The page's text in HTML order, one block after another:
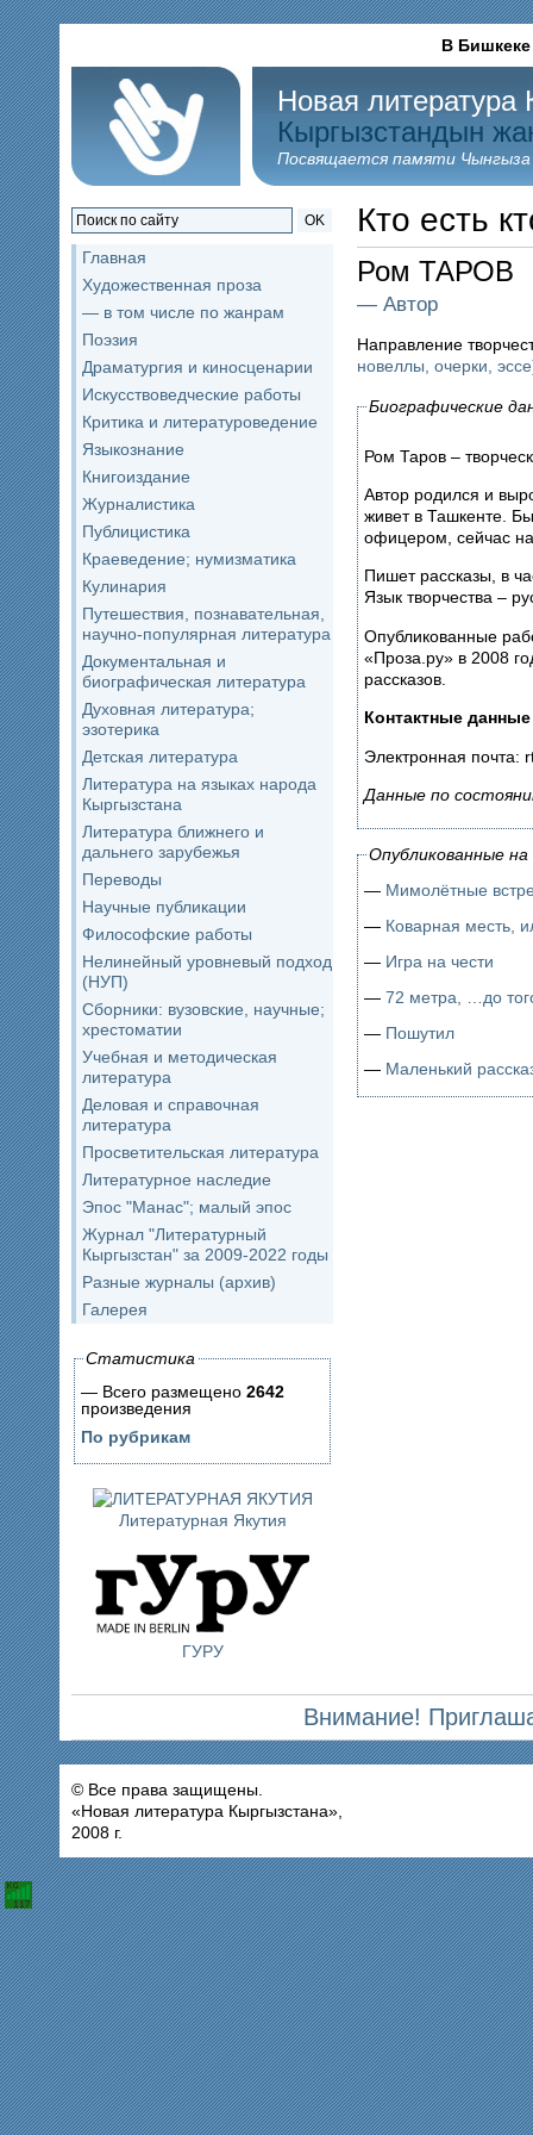
В Бишкеке
Новая литература
Кыргызстандын
Посвящается памяти
OK
Главная
Художественная проза
— в том числе по жанрам
Поэзия
Драматургия и киносценарии
Искусствоведческие работы
Критика и литературоведение
Языкознание
Книгоиздание
Журналистика
Публицистика
Краеведение; нумизматика
Кулинария
Путешествия, познавательная,
научно-популярная литература
Документальная и
биографическая литература
Духовная литература;
эзотерика
Детская литература
Литература на языках народа
Кыргызстана
Литература ближнего и
дальнего зарубежья
Переводы
Научные публикации
Философские работы
Нелинейный уровневый подход
(НУП)
Сборники: вузовские, научные;
хрестоматии
Учебная и методическая
литература
Деловая и справочная
литература
Просветительская литература
Литературное наследие
Эпос "Манас"; малый эпос
Журнал "Литературный
Кыргызстан" за 2009-2022 годы
Разные журналы (архив)
Галерея
Статистика
— Всего размещено 2642
произведения
По рубрикам
Литературная Якутия
ГУРУ
Кто есть
Ром ТАРОВ
— Автор
Направление
новеллы, очерки,
Биографические
Ром Таров –
Автор родился и
живет в Ташкенте.
офицером, сейчас
Пишет рассказы, в
Язык творчества –
Опубликованные
«Проза.ру» в 2008
рассказов.
Контактные данные
Электронная почта:
Данные по
Опубликованные
— Мимолётные
— Коварная месть,
— Игра на чести
— 72 метра, …до
— Пошутил
— Маленький
Внимание!
© Все права защищены.
«Новая литература Кыргызстана»,
2008 г.